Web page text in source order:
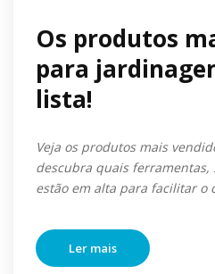
Os produtos
para
lista!
Veja os produtos mais
descubra quais ferramentas,
estão em alta para facilitar o
Ler mais